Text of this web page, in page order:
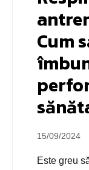
Cum
15/09/2024
Este greu